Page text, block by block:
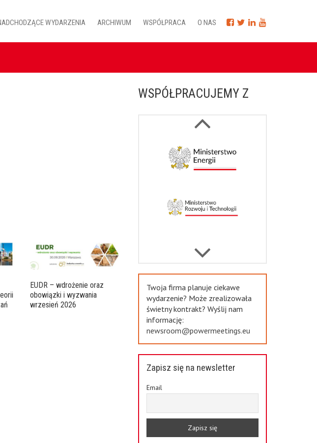
WYDARZENIA ARCHIWUM WSPÓŁPRACA O NAS
EUDR – wdrożenie oraz
obowiązki i wyzwania
wrzesień 2026
WSPÓŁPRACUJEMY Z
Twoja firma planuje ciekawe
wydarzenie? Może zrealizowała
świetny kontrakt? Wyślij nam
informację:
newsroom@powermeetings.eu
Zapisz się na newsletter
Email